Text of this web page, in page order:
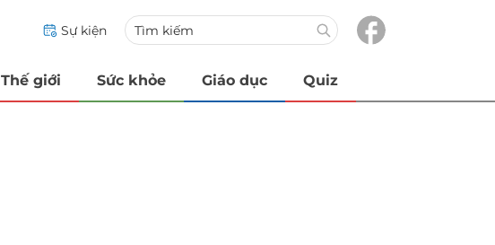
Sự kiện
Thế giới Sức khỏe Giáo dục Quiz